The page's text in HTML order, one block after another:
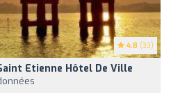
4.8 (33)
Etienne Hôtel De Ville